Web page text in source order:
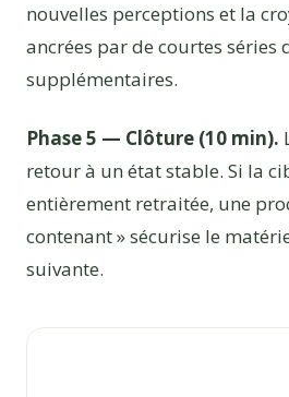
nouvelles perceptions et la
ancrées par de courtes séries
supplémentaires.
Phase 5 — Clôture (10 min).
retour à un état stable. Si la
entièrement retraitée, une
contenant » sécurise le
suivante.